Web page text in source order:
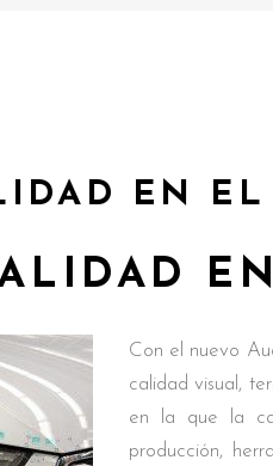
EN
Con el nuevo
calidad visual,
en la que la
producción,